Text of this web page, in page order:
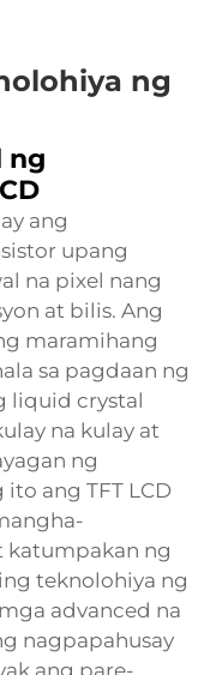
ng
ng
ang
upang
na pixel nang
at bilis. Ang
maramihang
sa pagdaan ng
liquid crystal
na kulay at
ng
ang TFT LCD
katumpakan ng
teknolohiya ng
advanced na
nagpapahusay
ang pare-